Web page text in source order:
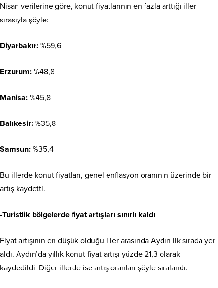
Nisan verilerine göre, konut fiyatlarının en fazla arttığı iller
sırasıyla şöyle:
Diyarbakır: %59,6
Erzurum: %48,8
Manisa: %45,8
Balıkesir: %35,8
Samsun: %35,4
Bu illerde konut fiyatları, genel enflasyon oranının üzerinde bir
artış kaydetti.
-Turistlik bölgelerde fiyat artışları sınırlı kaldı
Fiyat artışının en düşük olduğu iller arasında Aydın ilk sırada yer
aldı. Aydın’da yıllık konut fiyat artışı yüzde 21,3 olarak
kaydedildi. Diğer illerde ise artış oranları şöyle sıralandı: